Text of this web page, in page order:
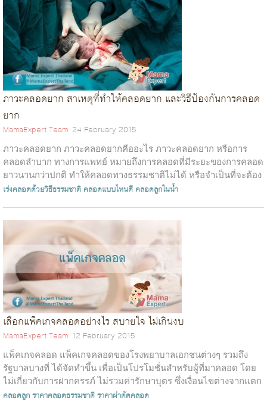
ภาวะคลอดยาก สาเหตุที่ทำให้คลอดยาก และวิธีป้องกันการคลอด
ยาก
MamaExpert Team 24 February 2015
ภาวะคลอดยาก ภาวะคลอดยากคืออะไร ภาวะคลอดยาก หรือการ
คลอดลำบาก ทางการแพทย์ หมายถึงการคลอดที่มีระยะของการคลอด
ยาวนานกว่าปกติ ทำให้คลอดทางธรรมชาติไม่ได้ หรือจำเป็นที่จะต้อง
ใช้เครื่องมือช่วย ระยะเวลาจะ...
เร่งคลอดด้วยวิธีธรรมชาติ คลอดแบบไหนดี คลอดลูกในน้ำ
เลือกแพ็คเกจคลอดอย่างไร สบายใจ ไม่เกินงบ
MamaExpert Team 12 February 2015
แพ็คเกจคลอด แพ็คเกจคลอดของโรงพยาบาลเอกชนต่างๆ รวมถึง
รัฐบาลบางที่ ได้จัดทำขึ้น เพื่อเป็นโปรโมชั่นสำหรับผู้ที่มาคลอด โดย
ไม่เกี่ยวกับการฝากครรภ์ ไม่รวมค่ารักษาบุตร ซึ่งเงื่อนไขต่างจากแตก
ต่างกันไปตามนโ...
คลอดลูกราคาคลอดธรรมชาติราคาผ่าตัดคลอด